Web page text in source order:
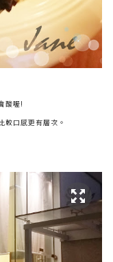
酸喔!
較口感更有層次。